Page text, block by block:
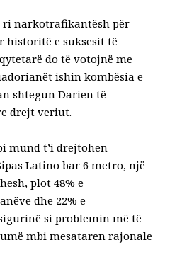
ri narkotrafikantësh për
historitë e suksesit të
do të votojnë me
ishin kombësia e
shtegun Darien të
drejt veriut.
mund t’i drejtohen
Latino bar 6 metro, një
plot 48% e
dhe 22% e
si problemin më të
mbi mesataren rajonale